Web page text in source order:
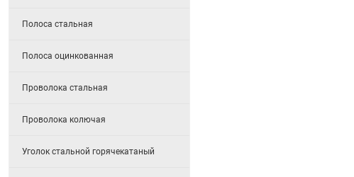
Полоса стальная
Полоса оцинкованная
Проволока стальная
Проволока колючая
Уголок стальной горячекатаный